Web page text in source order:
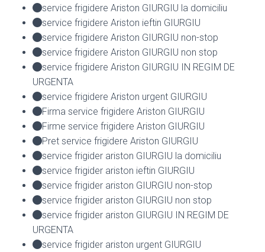
service frigidere Ariston GIURGIU la domiciliu
service frigidere Ariston ieftin GIURGIU
service frigidere Ariston GIURGIU non-stop
service frigidere Ariston GIURGIU non stop
service frigidere Ariston GIURGIU IN REGIM DE
URGENTA
service frigidere Ariston urgent GIURGIU
Firma service frigidere Ariston GIURGIU
Firme service frigidere Ariston GIURGIU
Pret service frigidere Ariston GIURGIU
service frigider ariston GIURGIU la domiciliu
service frigider ariston ieftin GIURGIU
service frigider ariston GIURGIU non-stop
service frigider ariston GIURGIU non stop
service frigider ariston GIURGIU IN REGIM DE
URGENTA
service frigider ariston urgent GIURGIU